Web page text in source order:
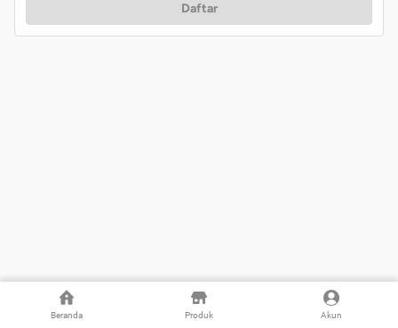
Beranda Produk Akun
Daftar